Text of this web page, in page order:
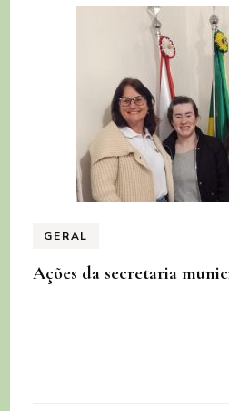
GERAL
Ações da secretaria